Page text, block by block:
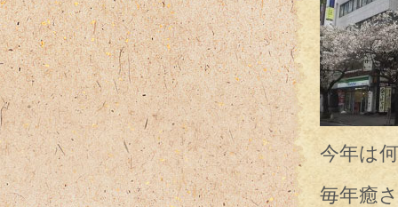
今年は
毎年癒